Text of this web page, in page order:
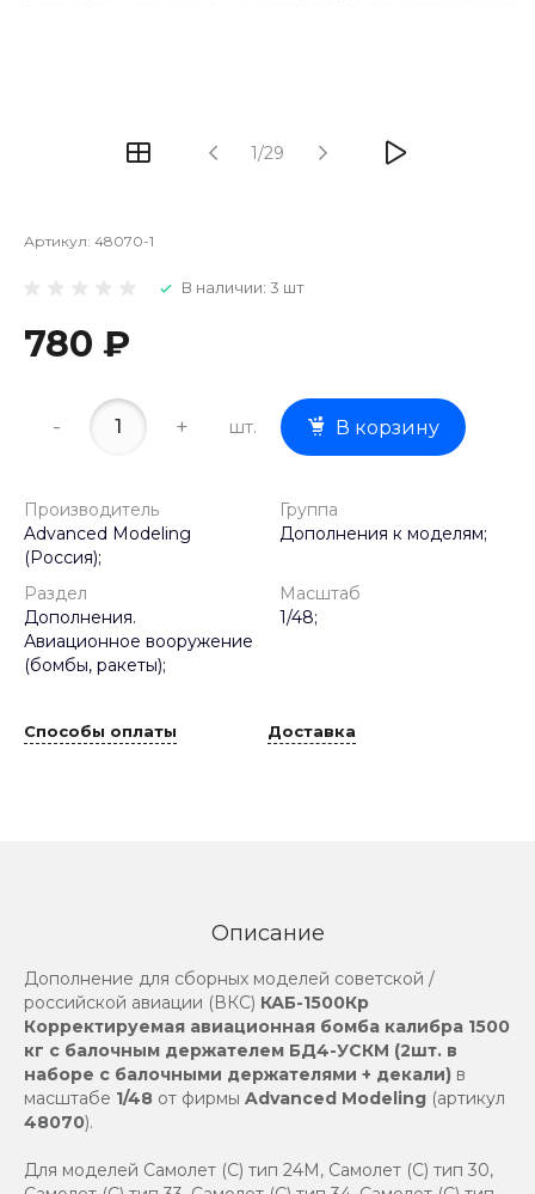
1/29
Артикул: 48070-1
В наличии: 3 шт
780 ₽
- + шт. В корзину
Производитель
Advanced Modeling
(Россия);
Группа
Дополнения к моделям;
Раздел
Дополнения.
Авиационное вооружение
(бомбы, ракеты);
Масштаб
1/48;
Способы оплаты Доставка
Описание
Дополнение для сборных моделей советской /
российской авиации (ВКС) КАБ-1500Кр
Корректируемая авиационная бомба калибра 1500
кг c балочным держателем БД4-УСКМ (2шт. в
наборе с балочными держателями + декали) в
масштабе 1/48 от фирмы Advanced Modeling (артикул
48070).
Для моделей Самолет (С) тип 24М, Самолет (С) тип 30,